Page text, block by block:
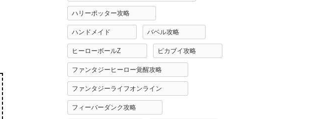
ハリーポッター攻略
ハンドメイド バベル攻略
ヒーローボールZ ピカブイ攻略
ファンタジーヒーロー覚醒攻略
ファンタジーライフオンライン
フィーバーダンク攻略